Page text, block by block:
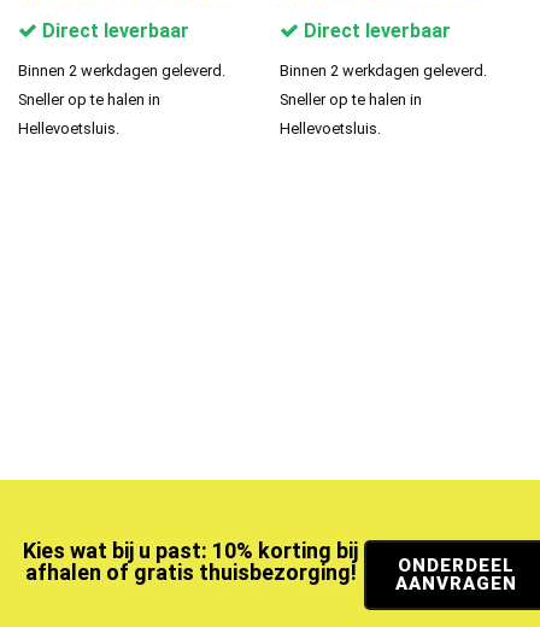
Direct leverbaar
Binnen 2 werkdagen geleverd.
Sneller op te halen in
Hellevoetsluis.
Direct leverbaar
Binnen 2 werkdagen geleverd.
Sneller op te halen in
Hellevoetsluis.
Kies wat bij u past: 10% korting bij
afhalen of gratis thuisbezorging!
ONDERDEEL
AANVRAGEN